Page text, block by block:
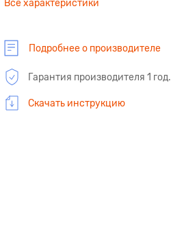
Все характеристики
Подробнее о производителе
Гарантия производителя 1 год.
Скачать инструкцию